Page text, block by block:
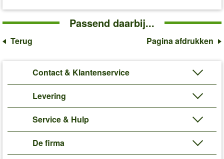
Passend daarbij...
Terug Pagina afdrukken
Contact & Klantenservice
Levering
Service & Hulp
De firma